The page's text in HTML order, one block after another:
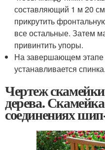
составляющий 1 м 20
прикрутить
все остальные. Затем
привинтить упоры.
На завершающем этапе
устанавливается спинка.
Чертеж
дерева.
соединениях